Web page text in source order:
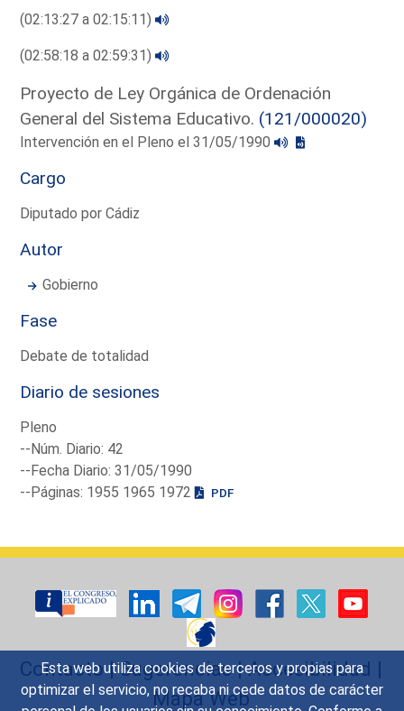
Esta web utiliza cookies de terceros y propias para
optimizar el servicio, no recaba ni cede datos de carácter
(02:13:27 a 02:15:11)
(02:58:18 a 02:59:31)
Proyecto de Ley Orgánica de Ordenación
General del Sistema Educativo. (121/000020)
Intervención en el Pleno el 31/05/1990
Cargo
Diputado por Cádiz
Autor
Gobierno
Fase
Debate de totalidad
Diario de sesiones
Pleno
--Núm. Diario: 42
--Fecha Diario: 31/05/1990
--Páginas: 1955 1965 1972
PDF
Contacto|Sugerencias|Accesibilidad |
Mapa Web